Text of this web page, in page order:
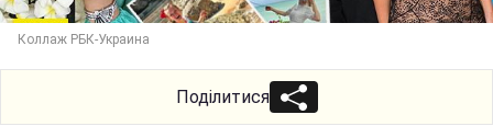
Коллаж РБК-Украина
Поділитися